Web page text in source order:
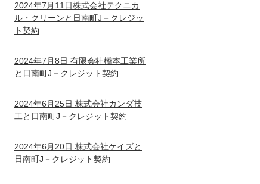
2024年7月11日株式会社テクニカ
ル・クリーンと日南町J－クレジッ
ト契約
2024年7月8日 有限会社橋本工業所
と日南町J－クレジット契約
2024年6月25日 株式会社カンダ技
工と日南町J－クレジット契約
2024年6月20日 株式会社ケイズと
日南町J－クレジット契約